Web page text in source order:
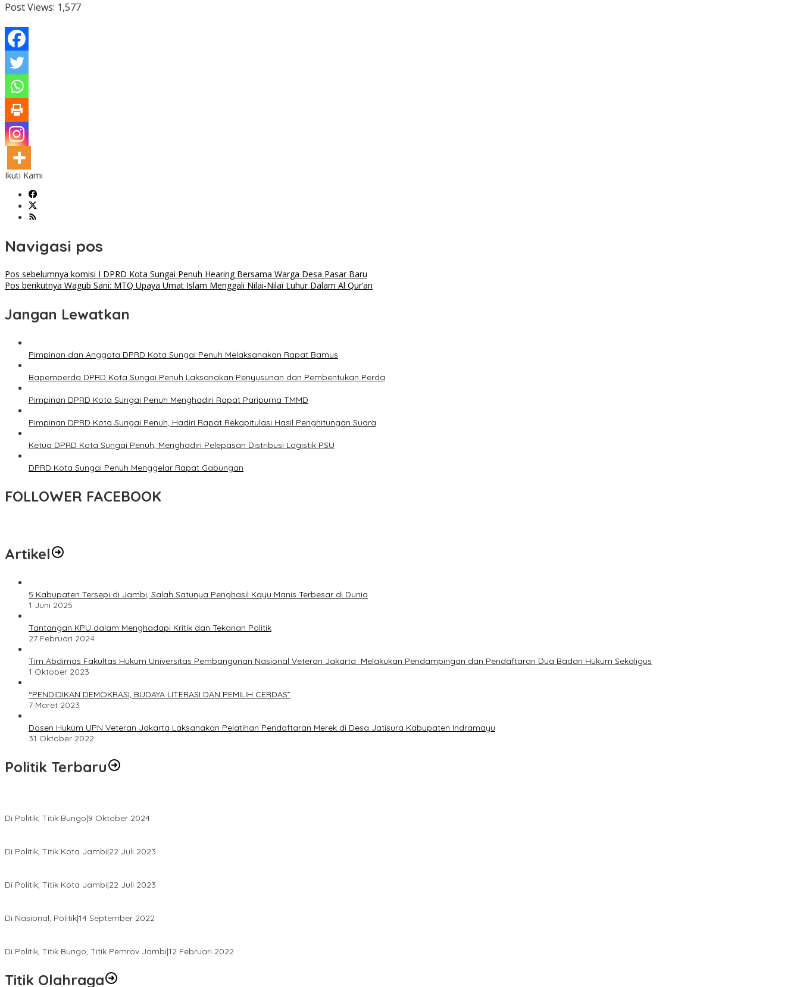
Post Views: 1,577
Ikuti Kami
Navigasi pos
Pos sebelumnya komisi I DPRD Kota Sungai Penuh Hearing Bersama Warga Desa Pasar Baru
Pos berikutnya Wagub Sani: MTQ Upaya Umat Islam Menggali Nilai-Nilai Luhur Dalam Al Qur’an
Jangan Lewatkan
Pimpinan dan Anggota DPRD Kota Sungai Penuh Melaksanakan Rapat Bamus
Bapemperda DPRD Kota Sungai Penuh Laksanakan Penyusunan dan Pembentukan Perda
Pimpinan DPRD Kota Sungai Penuh Menghadiri Rapat Paripurna TMMD
Pimpinan DPRD Kota Sungai Penuh, Hadiri Rapat Rekapitulasi Hasil Penghitungan Suara
Ketua DPRD Kota Sungai Penuh, Menghadiri Pelepasan Distribusi Logistik PSU
DPRD Kota Sungai Penuh Menggelar Rapat Gabungan
FOLLOWER FACEBOOK
Artikel
5 Kabupaten Tersepi di Jambi, Salah Satunya Penghasil Kayu Manis Terbesar di Dunia
1 Juni 2025
Tantangan KPU dalam Menghadapi Kritik dan Tekanan Politik
27 Februari 2024
Tim Abdimas Fakultas Hukum Universitas Pembangunan Nasional Veteran Jakarta Melakukan Pendampingan dan Pendaftaran Dua Badan Hukum Sekaligus
1 Oktober 2023
“PENDIDIKAN DEMOKRASI, BUDAYA LITERASI DAN PEMILIH CERDAS”
7 Maret 2023
Dosen Hukum UPN Veteran Jakarta Laksanakan Pelatihan Pendaftaran Merek di Desa Jatisura Kabupaten Indramayu
31 Oktober 2022
Politik Terbaru
Di Politik, Titik Bungo|9 Oktober 2024
Di Politik, Titik Kota Jambi|22 Juli 2023
Di Politik, Titik Kota Jambi|22 Juli 2023
Di Nasional, Politik|14 September 2022
Di Politik, Titik Bungo, Titik Pemrov Jambi|12 Februari 2022
Titik Olahraga